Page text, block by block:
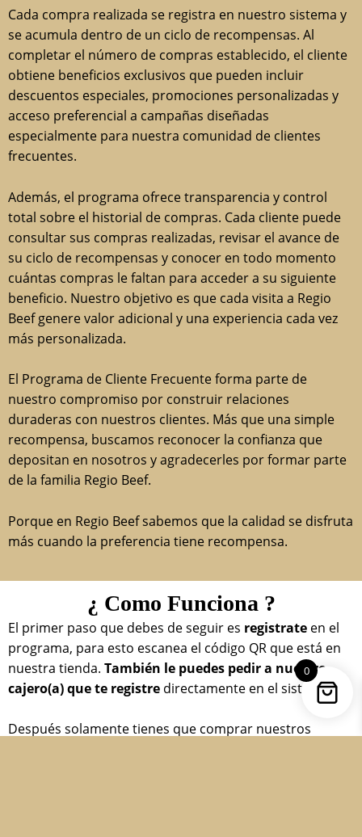
Cada compra realizada se registra en nuestro sistema y
se acumula dentro de un ciclo de recompensas. Al
completar el número de compras establecido, el cliente
obtiene beneficios exclusivos que pueden incluir
descuentos especiales, promociones personalizadas y
acceso preferencial a campañas diseñadas
especialmente para nuestra comunidad de clientes
frecuentes.
Además, el programa ofrece transparencia y control
total sobre el historial de compras. Cada cliente puede
consultar sus compras realizadas, revisar el avance de
su ciclo de recompensas y conocer en todo momento
cuántas compras le faltan para acceder a su siguiente
beneficio. Nuestro objetivo es que cada visita a Regio
Beef genere valor adicional y una experiencia cada vez
más personalizada.
El Programa de Cliente Frecuente forma parte de
nuestro compromiso por construir relaciones
duraderas con nuestros clientes. Más que una simple
recompensa, buscamos reconocer la confianza que
depositan en nosotros y agradecerles por formar parte
de la familia Regio Beef.
Porque en Regio Beef sabemos que la calidad se disfruta
más cuando la preferencia tiene recompensa.
¿ Como Funciona ?
El primer paso que debes de seguir es registrate en el
programa, para esto escanea el código QR que está en
nuestra tienda. También le puedes pedir a nuestro
cajero(a) que te registre directamente en el sistema.
Después solamente tienes que comprar nuestros
0